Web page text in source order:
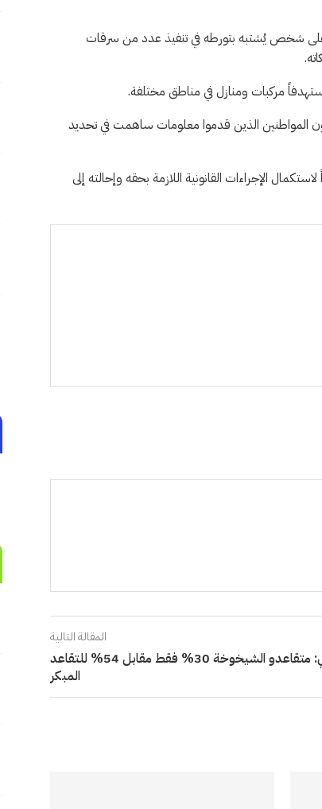
على شخص يُشتبه بتورطه في تنفيذ عدد من سرقات
مركبات ومنازل في مناطق مختلفة.
المواطنين الذين قدموا معلومات ساهمت في تحديد
الإجراءات القانونية اللازمة بحقه وإحالته إلى
المقالة التالية
الصبيحي: متقاعدو الشيخوخة 30% فقط مقابل 54% للتقاعد
المبكر